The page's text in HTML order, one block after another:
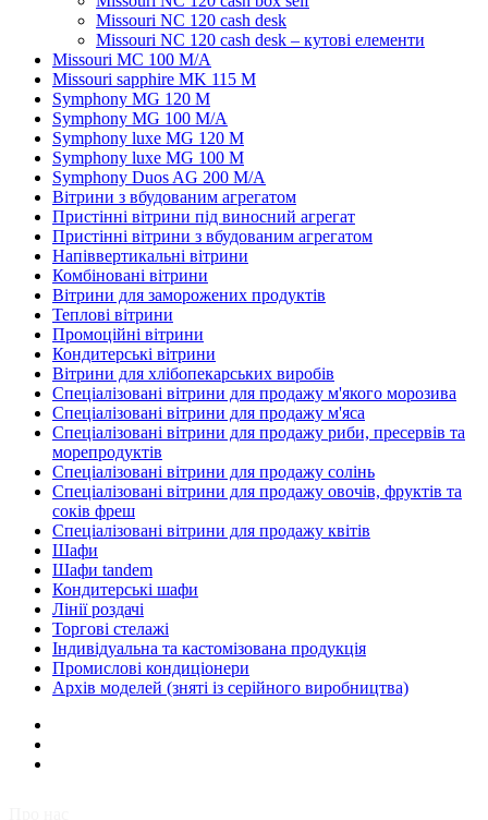
Missouri NC 120 cash desk
Missouri NC 120 cash desk – кутові елементи
Missouri MC 100 M/A
Missouri sapphire MK 115 M
Symphony MG 120 M
Symphony MG 100 M/А
Symphony luxe MG 120 M
Symphony luxe MG 100 M
Symphony Duos AG 200 M/A
Вітрини з вбудованим агрегатом
Пристінні вітрини під виносний агрегат
Пристінні вітрини з вбудованим агрегатом
Напіввертикальні вітрини
Комбіновані вітрини
Вітрини для заморожених продуктів
Теплові вітрини
Промоційні вітрини
Кондитерські вітрини
Вітрини для хлібопекарських виробів
Спеціалізовані вітрини для продажу м'якого морозива
Спеціалізовані вітрини для продажу м'яса
Спеціалізовані вітрини для продажу риби, пресервів та
морепродуктів
Спеціалізовані вітрини для продажу солінь
Спеціалізовані вітрини для продажу овочів, фруктів та
соків фреш
Спеціалізовані вітрини для продажу квітів
Шафи
Шафи tandem
Кондитерські шафи
Лінії роздачі
Торгові стелажі
Індивідуальна та кастомізована продукція
Промислові кондиціонери
Архів моделей (зняті із серійного виробництва)